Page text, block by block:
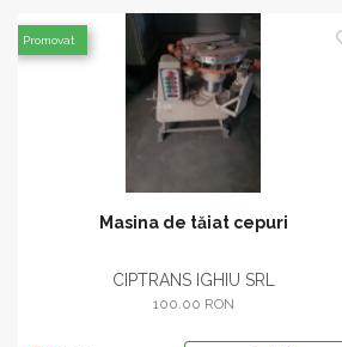
Masina de tăiat cepuri
CIPTRANS IGHIU SRL
100.00 RON
Promovat